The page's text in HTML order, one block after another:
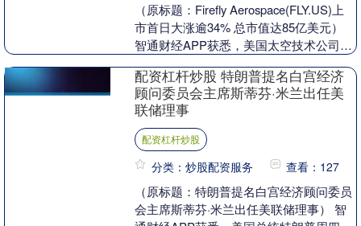
（原标题：Firefly Aerospace(FLY.US)上
市首日大涨逾34% 总市值达85亿美元）
智通财经APP获悉，美国太空技术公司
配资杠杆炒股 特朗普提名白宫经济
顾问委员会主席斯蒂芬·米兰出任美
联储理事
配资杠杆炒股
分类：炒股配资服务 查看：127
（原标题：特朗普提名白宫经济顾问委员
会主席斯蒂芬·米兰出任美联储理事） 智